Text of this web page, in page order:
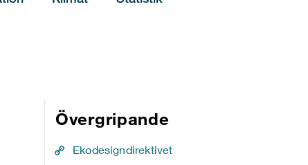
Övergripande
Ekodesigndirektivet